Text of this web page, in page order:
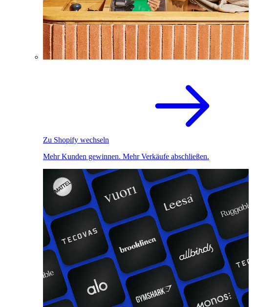
Zu Shopify wechseln
Mehr Kunden gewinnen. Mehr Verkäufe abschließen.